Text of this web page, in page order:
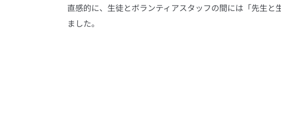
直感的に、生徒とボランティアスタッフの間には「先生
ました。